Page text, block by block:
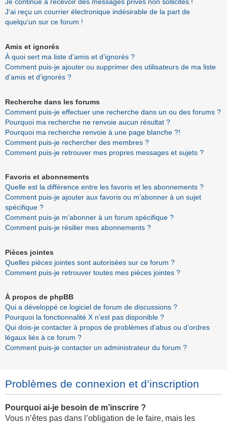
Je continue à recevoir des messages privés non sollicités !
J’ai reçu un courrier électronique indésirable de la part de
quelqu’un sur ce forum !
Amis et ignorés
À quoi sert ma liste d’amis et d’ignorés ?
Comment puis-je ajouter ou supprimer des utilisateurs de ma liste
d’amis et d’ignorés ?
Recherche dans les forums
Comment puis-je effectuer une recherche dans un ou des forums ?
Pourquoi ma recherche ne renvoie aucun résultat ?
Pourquoi ma recherche renvoie à une page blanche ?!
Comment puis-je rechercher des membres ?
Comment puis-je retrouver mes propres messages et sujets ?
Favoris et abonnements
Quelle est la différence entre les favoris et les abonnements ?
Comment puis-je ajouter aux favoris ou m’abonner à un sujet
spécifique ?
Comment puis-je m’abonner à un forum spécifique ?
Comment puis-je résilier mes abonnements ?
Pièces jointes
Quelles pièces jointes sont autorisées sur ce forum ?
Comment puis-je retrouver toutes mes pièces jointes ?
À propos de phpBB
Qui a développé ce logiciel de forum de discussions ?
Pourquoi la fonctionnalité X n’est pas disponible ?
Qui dois-je contacter à propos de problèmes d’abus ou d’ordres
légaux liés à ce forum ?
Comment puis-je contacter un administrateur du forum ?
Problèmes de connexion et d’inscription
Pourquoi ai-je besoin de m’inscrire ?
Vous n’êtes pas dans l’obligation de le faire, mais les